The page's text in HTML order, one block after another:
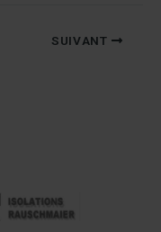
SUIVANT